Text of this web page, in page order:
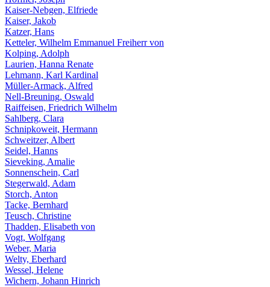
Kaiser-Nebgen, Elfriede
Kaiser, Jakob
Katzer, Hans
Ketteler, Wilhelm Emmanuel Freiherr von
Kolping, Adolph
Laurien, Hanna Renate
Lehmann, Karl Kardinal
Müller-Armack, Alfred
Nell-Breuning, Oswald
Raiffeisen, Friedrich Wilhelm
Sahlberg, Clara
Schnipkoweit, Hermann
Schweitzer, Albert
Seidel, Hanns
Sieveking, Amalie
Sonnenschein, Carl
Stegerwald, Adam
Storch, Anton
Tacke, Bernhard
Teusch, Christine
Thadden, Elisabeth von
Vogt, Wolfgang
Weber, Maria
Welty, Eberhard
Wessel, Helene
Wichern, Johann Hinrich